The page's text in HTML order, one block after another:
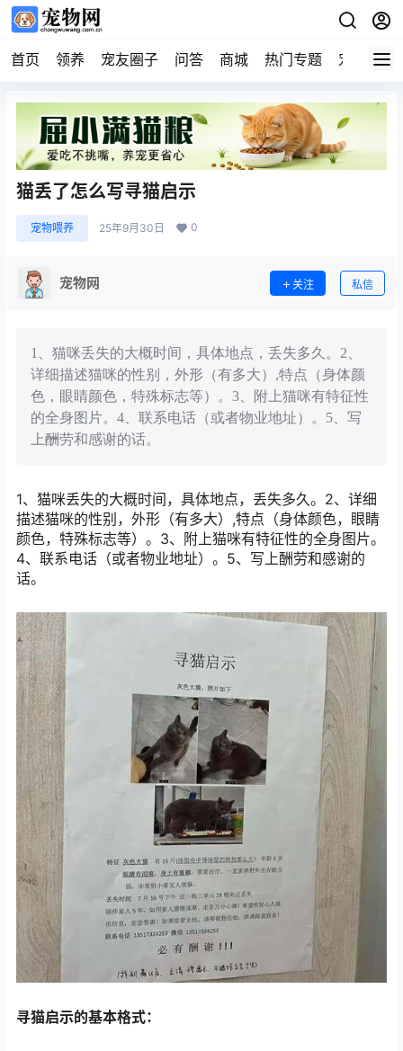
首页 领养 宠友圈子 问答 商城 热门专题 宠物企业
猫丢了怎么写寻猫启示
宠物喂养 25年9月30日 0
宠物网 关注 私信
1、猫咪丢失的大概时间，具体地点，丢失多久。2、
详细描述猫咪的性别，外形（有多大）,特点（身体颜
色，眼睛颜色，特殊标志等）。3、附上猫咪有特征性
的全身图片。4、联系电话（或者物业地址）。5、写
上酬劳和感谢的话。
1、猫咪丢失的大概时间，具体地点，丢失多久。2、详细
描述猫咪的性别，外形（有多大）,特点（身体颜色，眼睛
颜色，特殊标志等）。3、附上猫咪有特征性的全身图片。
4、联系电话（或者物业地址）。5、写上酬劳和感谢的
话。
寻猫启示的基本格式：